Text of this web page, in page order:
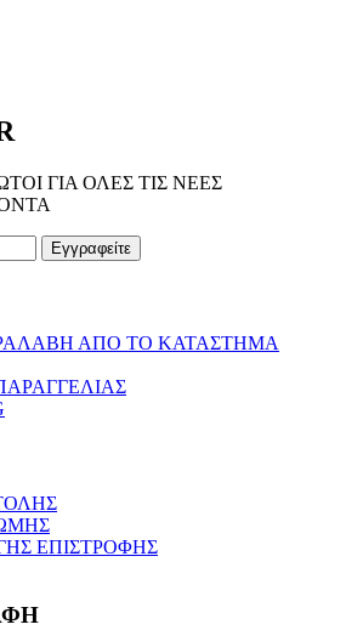
ΓΙΑ ΟΛΕΣ ΤΙΣ ΝΕΕΣ
ΑΠΟ ΤΟ ΚΑΤΑΣΤΗΜΑ
ΕΠΙΣΤΡΟΦΗΣ